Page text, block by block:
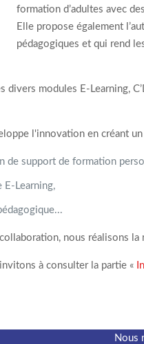
formation d’adultes avec
Elle propose également
pédagogiques et qui rend
divers modules E-Learning,
l'innovation en créant
de support de formation
E-Learning,
nous réalisons
à consulter la partie «
Nous